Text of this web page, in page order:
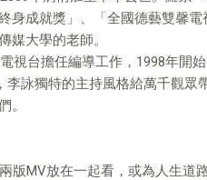
身成就獎」、「全國德藝雙馨電
媒大學的老師。
視台擔任編導工作，1998年開
詠獨特的主持風格給萬千觀眾
。
版MV放在一起看，或為人生道